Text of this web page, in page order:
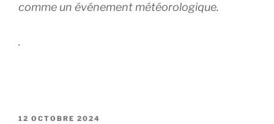
comme un événement météorologique.
.
PUBLIÉ
12 OCTOBRE 2024